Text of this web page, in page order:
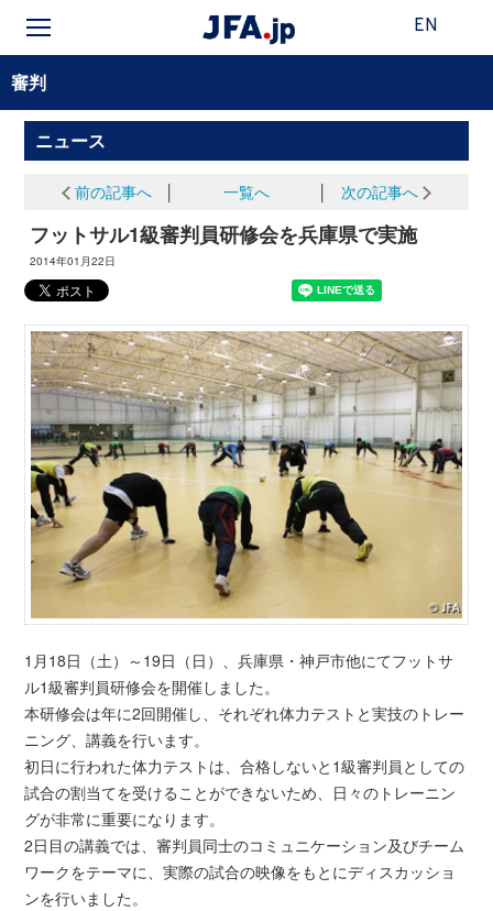
EN
審判
ニュース
前の記事へ 一覧へ 次の記事へ
フットサル1級審判員研修会を兵庫県で実施
2014年01月22日
1月18日（土）～19日（日）、兵庫県・神戸市他にてフットサ
ル1級審判員研修会を開催しました。
本研修会は年に2回開催し、それぞれ体力テストと実技のトレー
ニング、講義を行います。
初日に行われた体力テストは、合格しないと1級審判員としての
試合の割当てを受けることができないため、日々のトレーニン
グが非常に重要になります。
2日目の講義では、審判員同士のコミュニケーション及びチーム
ワークをテーマに、実際の試合の映像をもとにディスカッショ
ンを行いました。